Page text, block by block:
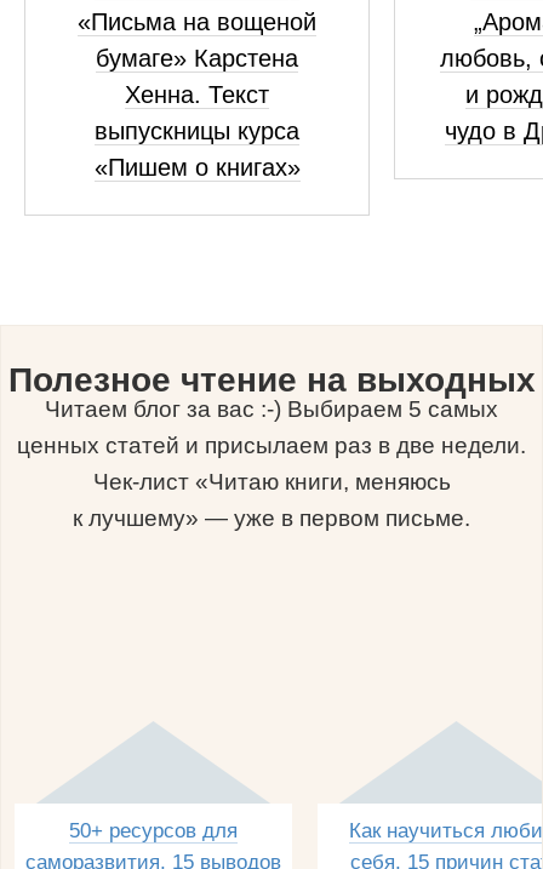
«Письма на вощеной
бумаге» Карстена
Хенна. Текст
выпускницы курса
«Пишем о книгах»
любовь,
и
чудо в
Полезное чтение на выходных
Читаем блог за вас :-) Выбираем 5 самых
ценных статей и присылаем раз в две недели.
Чек-лист «Читаю книги, меняюсь
к лучшему» — уже в первом письме.
50+ ресурсов для
саморазвития, 15 выводов
Как научиться
себя, 15 причин